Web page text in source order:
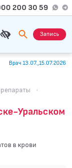
200 30 59
Запись
Врач 13.07.,15.07.2026
·
Уральском
в крови